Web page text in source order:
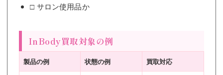
□ サロン使用品か
InBody買取対象の例
製品の例 状態の例 買取対応